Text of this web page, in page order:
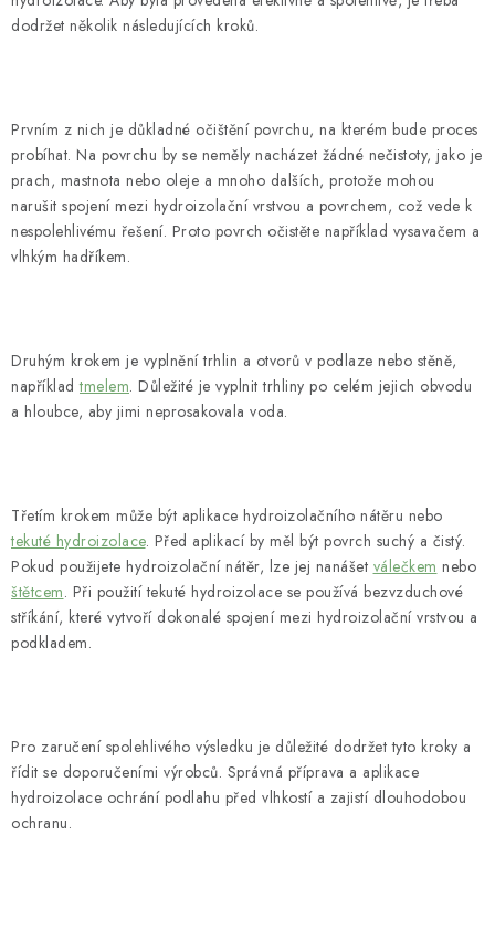
dodržet několik následujících kroků.
Prvním z nich je důkladné očištění povrchu, na kterém bude proces
probíhat. Na povrchu by se neměly nacházet žádné nečistoty, jako je
prach, mastnota nebo oleje a mnoho dalších, protože mohou
narušit spojení mezi hydroizolační vrstvou a povrchem, což vede k
nespolehlivému řešení. Proto povrch očistěte například vysavačem a
vlhkým hadříkem.
Druhým krokem je vyplnění trhlin a otvorů v podlaze nebo stěně,
napříkladtmelem. Důležité je vyplnit trhliny po celém jejich obvodu
a hloubce, aby jimi neprosakovala voda.
Třetím krokem může být aplikace hydroizolačního nátěru nebo
tekuté hydroizolace. Před aplikací by měl být povrch suchý a čistý.
Pokud použijete hydroizolační nátěr, lze jej nanášet válečkem nebo
štětcem. Při použití tekuté hydroizolace se používá bezvzduchové
stříkání, které vytvoří dokonalé spojení mezi hydroizolační vrstvou a
podkladem.
Pro zaručení spolehlivého výsledku je důležité dodržet tyto kroky a
řídit se doporučeními výrobců. Správná příprava a aplikace
hydroizolace ochrání podlahu před vlhkostí a zajistí dlouhodobou
ochranu.